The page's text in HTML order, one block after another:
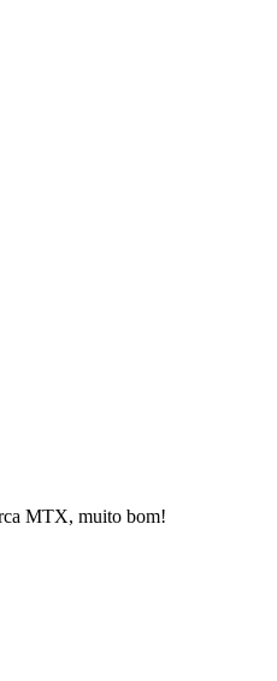
MTX, muito bom!